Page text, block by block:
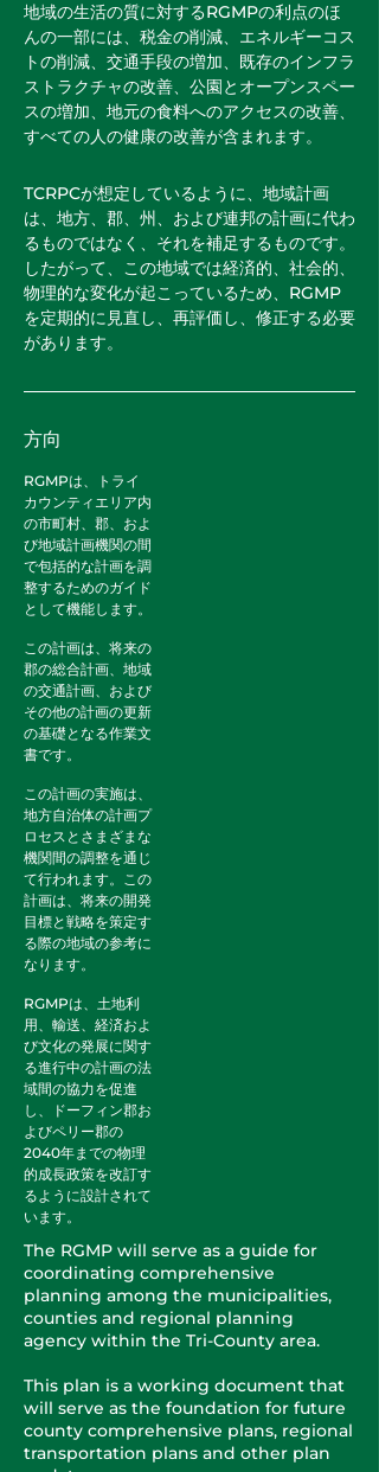
地域の生活の質に対するRGMPの利点のほ
んの一部には、税金の削減、エネルギーコス
トの削減、交通手段の増加、既存のインフラ
ストラクチャの改善、公園とオープンスペー
スの増加、地元の食料へのアクセスの改善、
すべての人の健康の改善が含まれます。
TCRPCが想定しているように、地域計画
は、地方、郡、州、および連邦の計画に代わ
るものではなく、それを補足するものです。
したがって、この地域では経済的、社会的、
物理的な変化が起こっているため、RGMP
を定期的に見直し、再評価し、修正する必要
があります。
方向
RGMPは、トライ
カウンティエリア内
の市町村、郡、およ
び地域計画機関の間
で包括的な計画を調
整するためのガイド
として機能します。
この計画は、将来の
郡の総合計画、地域
の交通計画、および
その他の計画の更新
の基礎となる作業文
書です。
この計画の実施は、
地方自治体の計画プ
ロセスとさまざまな
機関間の調整を通じ
て行われます。この
計画は、将来の開発
目標と戦略を策定す
る際の地域の参考に
なります。
RGMPは、土地利
用、輸送、経済およ
び文化の発展に関す
る進行中の計画の法
域間の協力を促進
し、ドーフィン郡お
よびペリー郡の
2040年までの物理
的成長政策を改訂す
るように設計されて
います。
The RGMP will serve as a guide for
coordinating comprehensive
planning among the municipalities,
counties and regional planning
agency within the Tri-County area.
This plan is a working document that
will serve as the foundation for future
county comprehensive plans, regional
transportation plans and other plan